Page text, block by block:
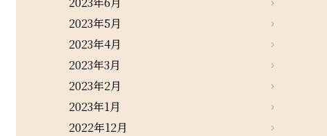
2023年5月
2023年4月
2023年3月
2023年2月
2023年1月
2022年12月